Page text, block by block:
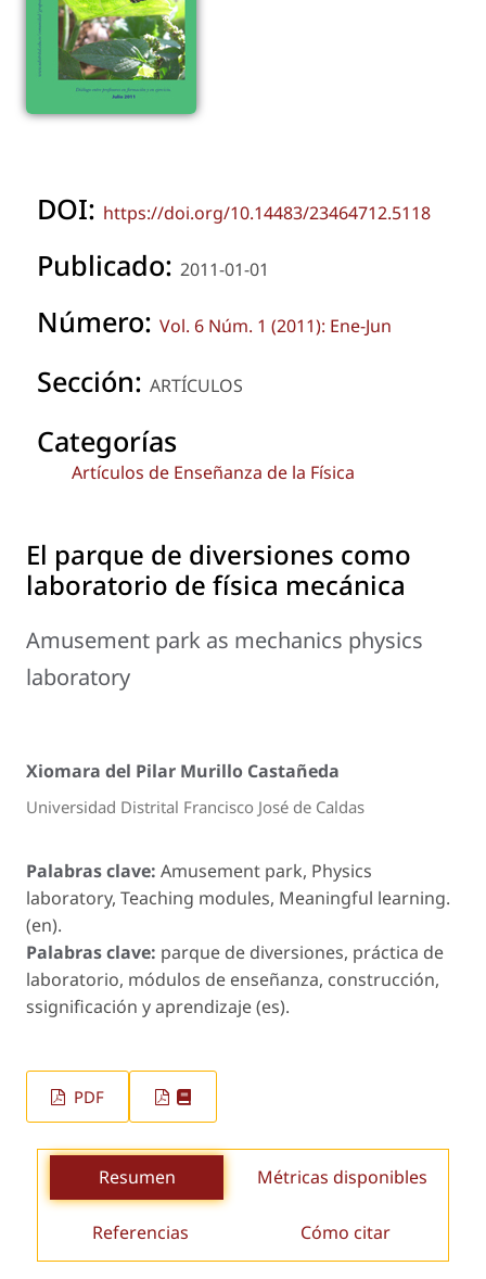
DOI: https://doi.org/10.14483/23464712.5118
Publicado: 2011-01-01
Número: Vol. 6 Núm. 1 (2011): Ene-Jun
Sección: ARTÍCULOS
Categorías
Artículos de Enseñanza de la Física
El parque de diversiones como
laboratorio de física mecánica
Amusement park as mechanics physics
laboratory
Xiomara del Pilar Murillo Castañeda
Universidad Distrital Francisco José de Caldas
Palabras clave: Amusement park, Physics
laboratory, Teaching modules, Meaningful learning.
(en).
Palabras clave: parque de diversiones, práctica de
laboratorio, módulos de enseñanza, construcción,
ssignificación y aprendizaje (es).
PDF
Resumen Métricas disponibles
Referencias Cómo citar